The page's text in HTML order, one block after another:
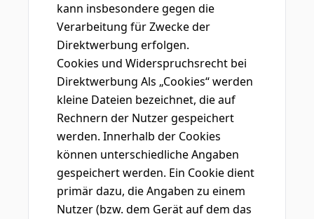
kann insbesondere gegen die
Verarbeitung für Zwecke der
Direktwerbung erfolgen.
Cookies und Widerspruchsrecht bei
Direktwerbung Als „Cookies“ werden
kleine Dateien bezeichnet, die auf
Rechnern der Nutzer gespeichert
werden. Innerhalb der Cookies
können unterschiedliche Angaben
gespeichert werden. Ein Cookie dient
primär dazu, die Angaben zu einem
Nutzer (bzw. dem Gerät auf dem das